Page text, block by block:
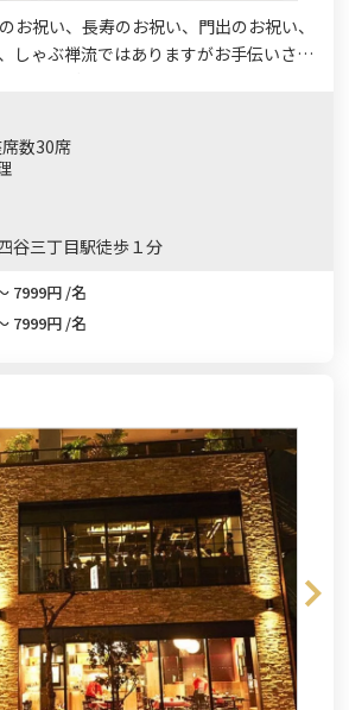
お祝い、長寿のお祝い、門出のお祝い、
しゃぶ禅流ではありますがお手伝いさせ
のお座敷個室、テーブル席のお部屋を
数30席
谷三丁目駅徒歩１分
7999円 /名
7999円 /名